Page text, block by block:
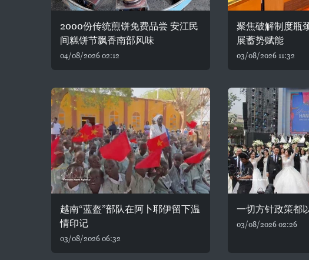
2000份传统煎饼免费品尝 安江民
间糕饼节飘香南部风味
04/08/2026 02:12
聚焦破解制度瓶
展蓄势赋能
03/08/2026 11:32
越南“蓝盔”部队在阿卜耶伊留下温
情印记
03/08/2026 06:32
一切方针政策都
03/08/2026 02:26